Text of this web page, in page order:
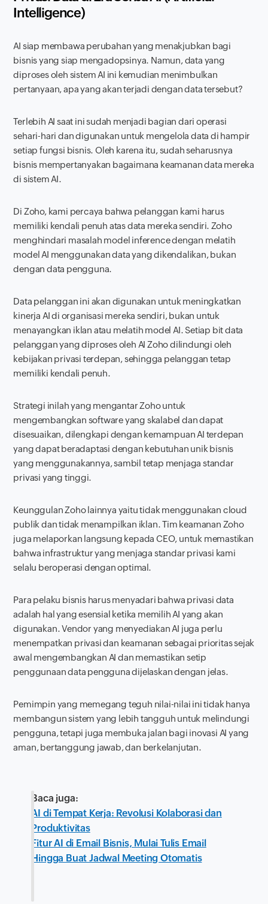
Intelligence)
AI siap membawa perubahan yang menakjubkan bagi
bisnis yang siap mengadopsinya. Namun, data yang
diproses oleh sistem AI ini kemudian menimbulkan
pertanyaan, apa yang akan terjadi dengan data tersebut?
Terlebih AI saat ini sudah menjadi bagian dari operasi
sehari-hari dan digunakan untuk mengelola data di hampir
setiap fungsi bisnis. Oleh karena itu, sudah seharusnya
bisnis mempertanyakan bagaimana keamanan data mereka
di sistem AI.
Di Zoho, kami percaya bahwa pelanggan kami harus
memiliki kendali penuh atas data mereka sendiri. Zoho
menghindari masalah model inferencedengan melatih
model AI menggunakan data yang dikendalikan, bukan
dengan data pengguna.
Data pelanggan ini akan digunakan untuk meningkatkan
kinerja AI di organisasi mereka sendiri, bukan untuk
menayangkan iklan atau melatih model AI. Setiap bit data
pelanggan yang diproses oleh AI Zoho dilindungi oleh
kebijakan privasi terdepan, sehingga pelanggan tetap
memiliki kendali penuh.
Strategi inilah yang mengantar Zoho untuk
mengembangkan softwareyang skalabel dan dapat
disesuaikan, dilengkapi dengan kemampuan AI terdepan
yang dapat beradaptasi dengan kebutuhan unik bisnis
yang menggunakannya, sambil tetap menjaga standar
privasi yang tinggi.
Keunggulan Zoho lainnya yaitu tidak menggunakan cloud
publik dan tidak menampilkan iklan. Tim keamanan Zoho
juga melaporkan langsung kepada CEO, untuk memastikan
bahwa infrastruktur yang menjaga standar privasi kami
selalu beroperasi dengan optimal.
Para pelaku bisnis harus menyadari bahwa privasi data
adalah hal yang esensial ketika memilih AI yang akan
digunakan. Vendor yang menyediakan AI juga perlu
menempatkan privasi dan keamanan sebagai prioritas sejak
awal mengembangkan AI dan memastikan setip
penggunaan data pengguna dijelaskan dengan jelas.
Pemimpin yang memegang teguh nilai-nilai ini tidak hanya
membangun sistem yang lebih tangguh untuk melindungi
pengguna, tetapi juga membuka jalan bagi inovasi AI yang
aman, bertanggung jawab, dan berkelanjutan.
Baca juga:
AI di Tempat Kerja: Revolusi Kolaborasi dan
Produktivitas
Fitur AI di Email Bisnis, Mulai Tulis Email
Hingga Buat Jadwal Meeting Otomatis